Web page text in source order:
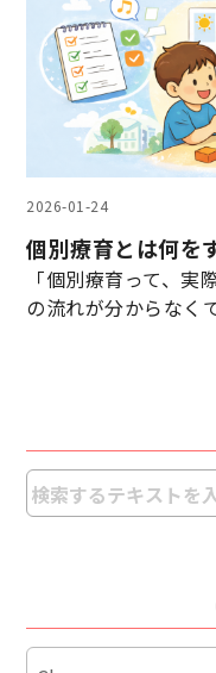
2026-01-24
個別療育とは何を
「個別療育って、
の流れが分からなく